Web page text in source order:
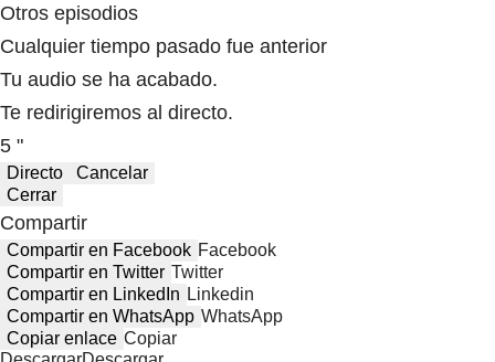
Otros episodios
Cualquier tiempo pasado fue anterior
Tu audio se ha acabado.
Te redirigiremos al directo.
5 "
Directo
Cancelar
Cerrar
Compartir
Compartir en Facebook Facebook
Compartir en Twitter Twitter
Compartir en LinkedIn Linkedin
Compartir en WhatsApp WhatsApp
Copiar enlace Copiar